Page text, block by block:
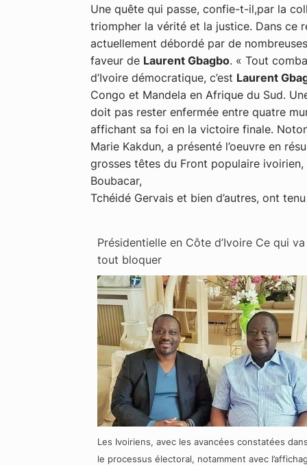
Une quête qui passe, confie-t-il,par la
triompher la vérité et la justice. Dans ce
actuellement débordé par de
faveur de Laurent Gbagbo. « Tout
d’Ivoire démocratique, c’est Laurent
Congo et Mandela en Afrique du Sud.
doit pas rester enfermée entre quatre
affichant sa foi en la victoire finale.
Marie Kakdun, a présenté l’oeuvre en
grosses têtes du Front populaire
Boubacar,
Tchéidé Gervais et bien d’autres, ont
Présidentielle en Côte d’Ivoire Ce qui va
tout bloquer
Les Ivoiriens, avec les avancées constatées
le processus électoral, notamment avec